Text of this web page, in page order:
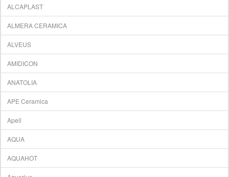
ALCAPLAST
ALMERA CERAMICA
ALVEUS
AMIDICON
ANATOLIA
APE Ceramica
Apell
AQUA
AQUAHOT